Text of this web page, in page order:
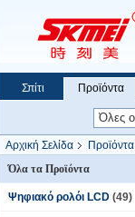
Σπίτι Προϊόντα
Αρχική Σελίδα Προϊόντα
Όλα τα Προϊόντα
Ψηφιακό ρολόι LCD (49)